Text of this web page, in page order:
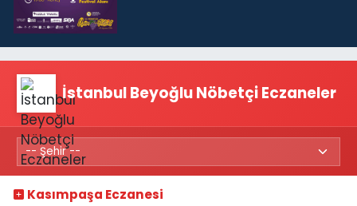
İstanbul Beyoğlu Nöbetçi Eczaneler
Kasımpaşa Eczanesi